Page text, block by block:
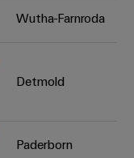
Wutha-Farnroda
Detmold
Paderborn